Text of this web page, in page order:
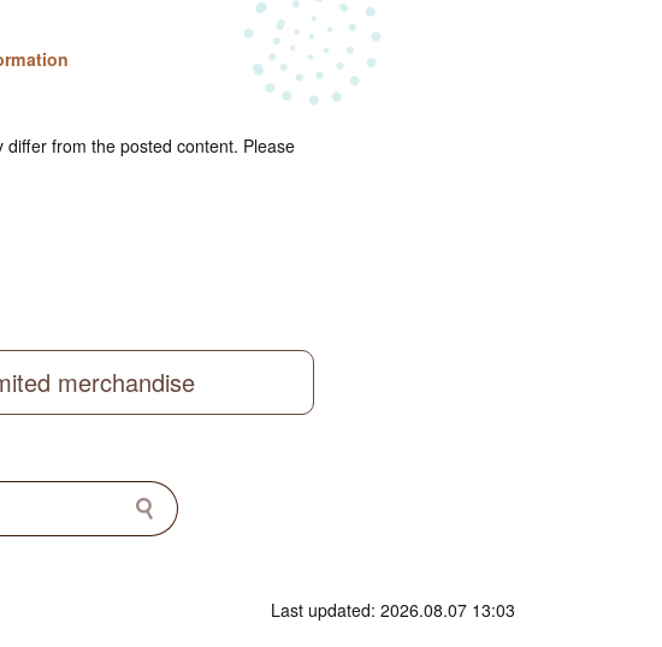
from the posted content. Please
merchandise
Last updated: 2026.08.07 13:03